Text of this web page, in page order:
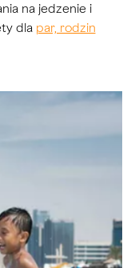
na jedzenie i
dla par, rodzin